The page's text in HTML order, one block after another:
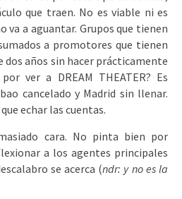
que traen. No es viable ni es
va a aguantar. Grupos que tienen
a promotores que tienen
dos años sin hacer prácticamente
ver a DREAM THEATER? Es
cancelado y Madrid sin llenar.
echar las cuentas.
cara. No pinta bien por
a los agentes principales
se acerca (ndr: y no es la